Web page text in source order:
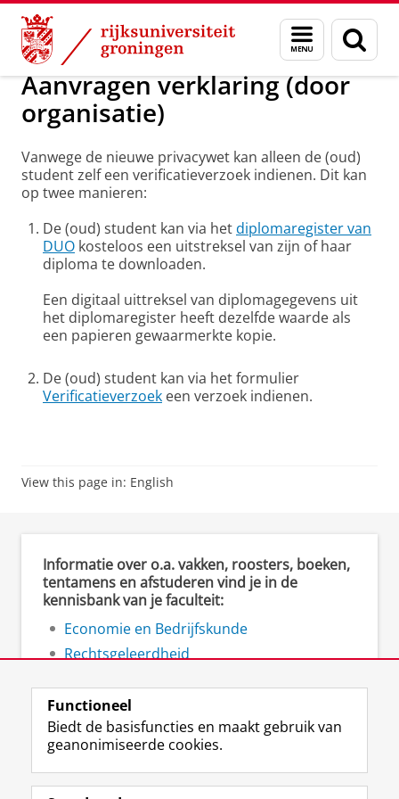
Skip
Content
Skip
Navigation
Menu
en
zoeken
Onderwijs Formulier, verklaring en handleiding
Aanvragen verklaring (door
organisatie)
Vanwege de nieuwe privacywet kan alleen de (oud)
student zelf een verificatieverzoek indienen. Dit kan
op twee manieren:
De (oud) student kan via hetdiplomaregister van
DUO kosteloos een uitstreksel van zijn of haar
diploma te downloaden.
Een digitaal uittreksel van diplomagegevens uit
het diplomaregister heeft dezelfde waarde als
een papieren gewaarmerkte kopie.
De (oud) student kan via het formulier
Verificatieverzoek een verzoek indienen.
View this page in: English
Informatie over o.a. vakken, roosters, boeken,
tentamens en afstuderen vind je in de
kennisbank van je faculteit:
Economie en Bedrijfskunde
Rechtsgeleerdheid
Volg de RUG
F
a
L
i
R
S
I
n
Y
o
Functioneel
Biedt de basisfuncties en maakt gebruik van
geanonimiseerde cookies.